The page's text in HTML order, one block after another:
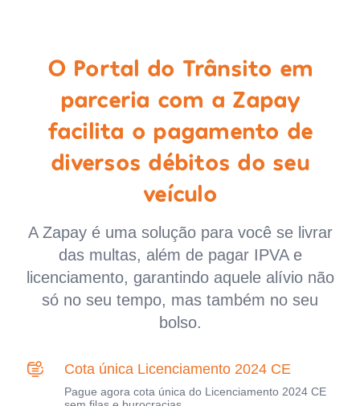
O Portal do Trânsito em
parceria com a Zapay
facilita o pagamento de
diversos débitos do seu
veículo
A Zapay é uma solução para você se livrar
das multas, além de pagar IPVA e
licenciamento, garantindo aquele alívio não
só no seu tempo, mas também no seu
bolso.
Cota única Licenciamento 2024 CE
Pague agora cota única do Licenciamento 2024 CE